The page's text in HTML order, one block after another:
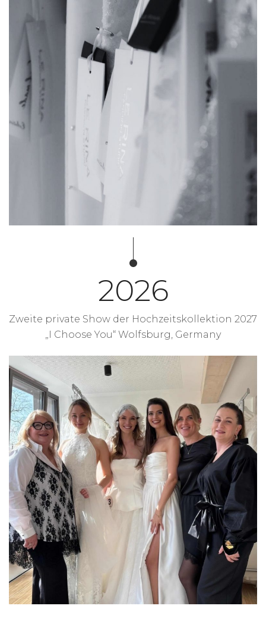
2026
Zweite private Show der Hochzeitskollektion 2027
„I Choose You“ Wolfsburg, Germany